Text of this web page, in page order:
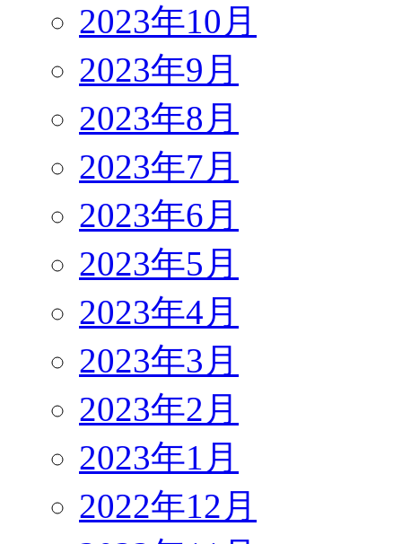
2023年10月
2023年9月
2023年8月
2023年7月
2023年6月
2023年5月
2023年4月
2023年3月
2023年2月
2023年1月
2022年12月